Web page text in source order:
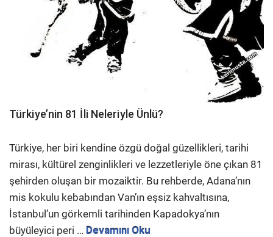
Türkiye’nin 81 İli Neleriyle Ünlü?
Türkiye, her biri kendine özgü doğal güzellikleri, tarihi
mirası, kültürel zenginlikleri ve lezzetleriyle öne çıkan 81
şehirden oluşan bir mozaiktir. Bu rehberde, Adana’nın
mis kokulu kebabından Van’ın eşsiz kahvaltısına,
İstanbul’un görkemli tarihinden Kapadokya’nın
büyüleyici peri … Devamını Oku